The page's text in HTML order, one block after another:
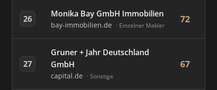
26 Monika Bay GmbH Immobilien
bay-immobilien.de Einzelner Makler
72
27
Gruner + Jahr Deutschland
GmbH
capital.de Sonstige
67